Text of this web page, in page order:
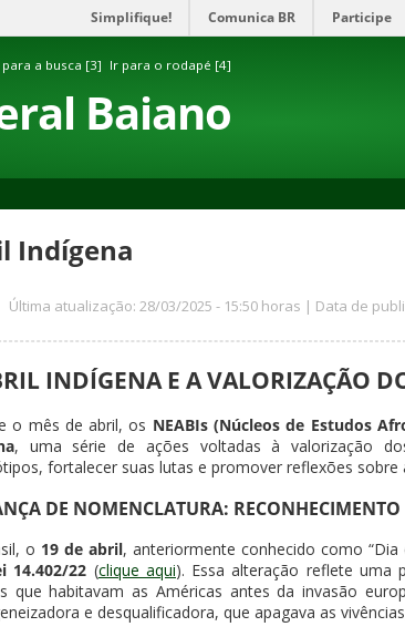
Simplifique! Comunica BR Participe
para a busca [3] Ir para o rodapé [4]
Baiano
Indígena
Última atualização: 28/03/2025 - 15:50 horas | Data de
INDÍGENA E A VALORIZAÇÃO
o mês de abril, os NEABIs (Núcleos de Estudos
, uma série de ações voltadas à valorização
fortalecer suas lutas e promover reflexões sobre
DE NOMENCLATURA:
o 19 de abril, anteriormente conhecido como
14.402/22 (clique aqui). Essa alteração reflete uma
que habitavam as Américas antes da invasão
e desqualificadora, que apagava as